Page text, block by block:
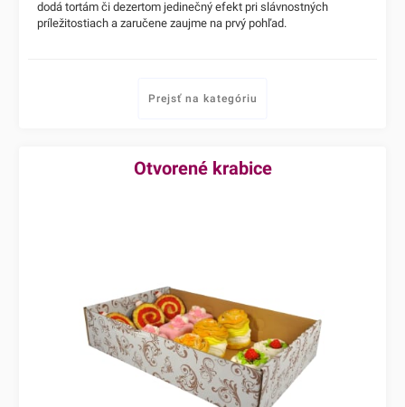
dodá tortám či dezertom jedinečný efekt pri slávnostných
príležitostiach a zaručene zaujme na prvý pohľad.
Prejsť na kategóriu
Otvorené krabice